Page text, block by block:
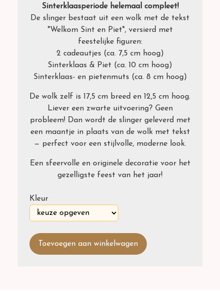
Sinterklaasperiode helemaal compleet!
De slinger bestaat uit een wolk met de tekst
"Welkom Sint en Piet", versierd met
feestelijke figuren:
2 cadeautjes (ca. 7,5 cm hoog)
Sinterklaas & Piet (ca. 10 cm hoog)
Sinterklaas- en pietenmuts (ca. 8 cm hoog)
De wolk zelf is 17,5 cm breed en 12,5 cm hoog.
Liever een zwarte uitvoering? Geen
probleem! Dan wordt de slinger geleverd met
een maantje in plaats van de wolk met tekst
— perfect voor een stijlvolle, moderne look.
Een sfeervolle en originele decoratie voor het
gezelligste feest van het jaar!
Kleur